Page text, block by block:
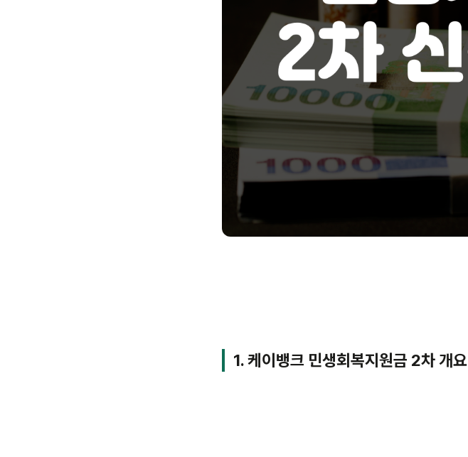
1. 케이뱅크 민생회복지원금 2차 개요